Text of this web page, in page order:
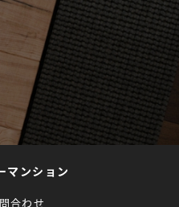
マンション
合わせ